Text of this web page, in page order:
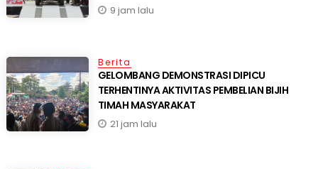
9 jam lalu
Berita
GELOMBANG DEMONSTRASI DIPICU
TERHENTINYA AKTIVITAS PEMBELIAN BIJIH
TIMAH MASYARAKAT
21 jam lalu